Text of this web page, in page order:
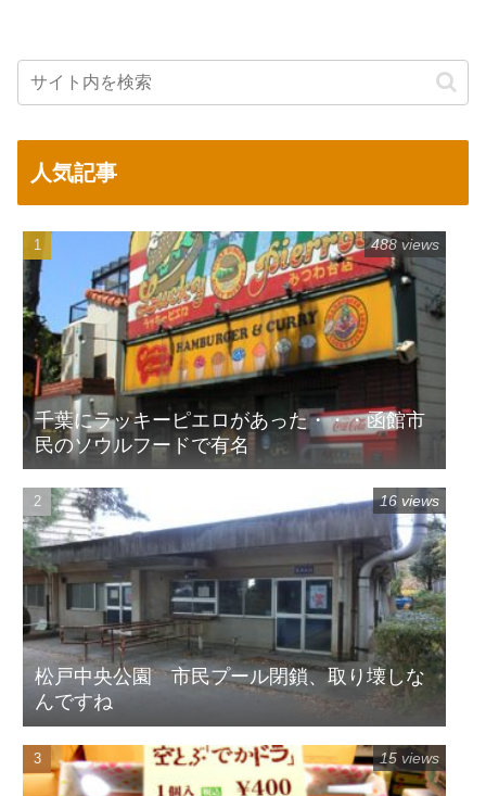
人気記事
千葉にラッキーピエロがあった・・・函館市
民のソウルフードで有名
488 views
松戸中央公園 市民プール閉鎖、取り壊しな
んですね
16 views
15 views